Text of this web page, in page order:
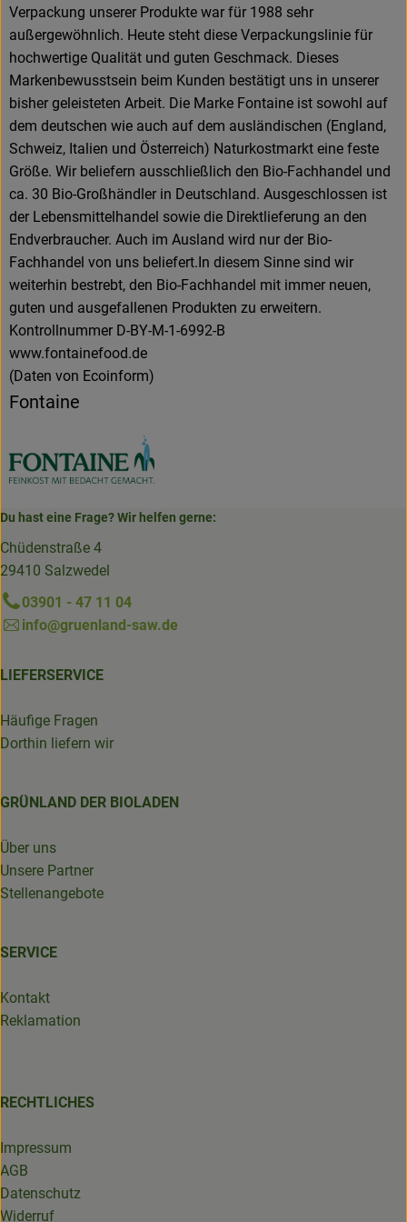
Verpackung unserer Produkte war für 1988 sehr
außergewöhnlich. Heute steht diese Verpackungslinie für
hochwertige Qualität und guten Geschmack. Dieses
Markenbewusstsein beim Kunden bestätigt uns in unserer
bisher geleisteten Arbeit. Die Marke Fontaine ist sowohl auf
dem deutschen wie auch auf dem ausländischen (England,
Schweiz, Italien und Österreich) Naturkostmarkt eine feste
Größe. Wir beliefern ausschließlich den Bio-Fachhandel und
ca. 30 Bio-Großhändler in Deutschland. Ausgeschlossen ist
der Lebensmittelhandel sowie die Direktlieferung an den
Endverbraucher. Auch im Ausland wird nur der Bio-
Fachhandel von uns beliefert.In diesem Sinne sind wir
weiterhin bestrebt, den Bio-Fachhandel mit immer neuen,
guten und ausgefallenen Produkten zu erweitern.
Kontrollnummer D-BY-M-1-6992-B
www.fontainefood.de
(Daten von Ecoinform)
Fontaine
Du hast eine Frage? Wir helfen gerne:
Chüdenstraße 4
29410 Salzwedel
03901 - 47 11 04
info@gruenland-saw.de
LIEFERSERVICE
Häufige Fragen
Dorthin liefern wir
GRÜNLAND DER BIOLADEN
Über uns
Unsere Partner
Stellenangebote
SERVICE
Kontakt
Reklamation
RECHTLICHES
Impressum
AGB
Datenschutz
Widerruf